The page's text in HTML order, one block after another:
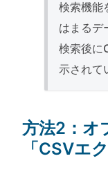
検索機能
はまるデ
検索後に
示されて
方法2：オ
「CSVエ